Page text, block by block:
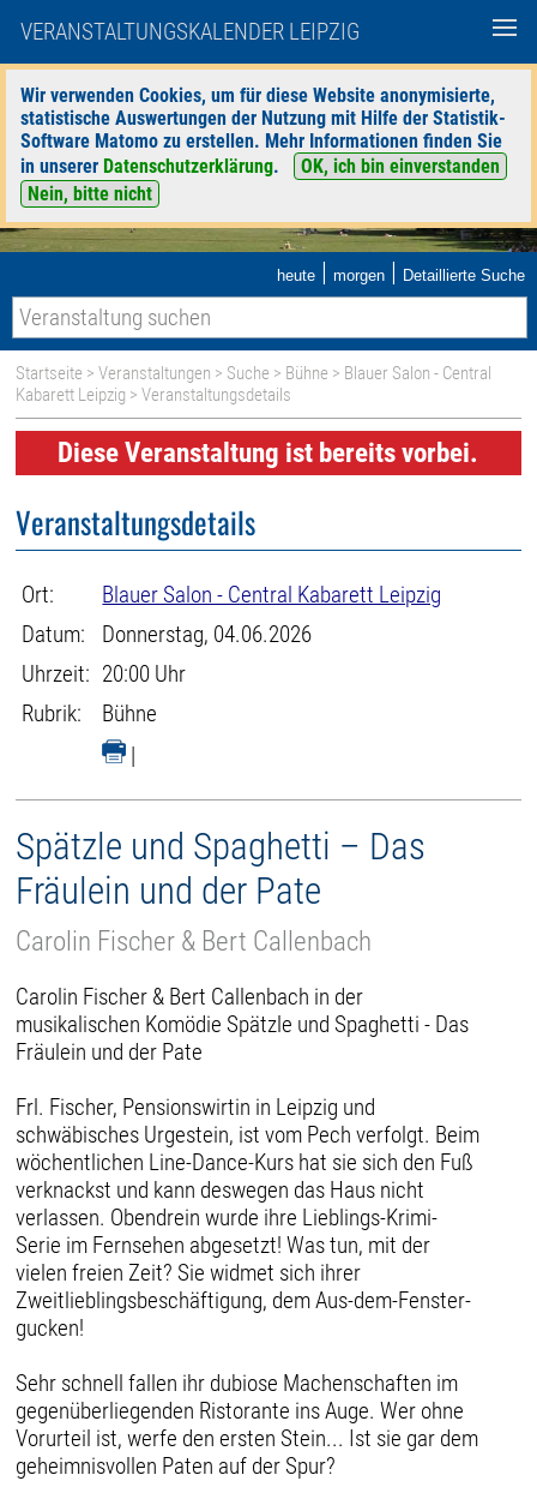
VERANSTALTUNGSKALENDER LEIPZIG
Wir verwenden Cookies, um für diese Website anonymisierte,
statistische Auswertungen der Nutzung mit Hilfe der Statistik-
Software Matomo zu erstellen. Mehr Informationen finden Sie
in unserer Datenschutzerklärung.
OK, ich bin einverstanden
Nein, bitte nicht
heute | morgen | Detaillierte Suche
Startseite >Veranstaltungen > Suche > Bühne > Blauer Salon - Central
Kabarett Leipzig > Veranstaltungsdetails
Diese Veranstaltung ist bereits vorbei.
Veranstaltungsdetails
Ort:
Blauer Salon - Central Kabarett Leipzig
Datum:
Donnerstag, 04.06.2026
Uhrzeit: 20:00 Uhr
Rubrik:
Bühne
|
Spätzle und Spaghetti – Das
Fräulein und der Pate
Carolin Fischer & Bert Callenbach
Carolin Fischer & Bert Callenbach in der
musikalischen Komödie Spätzle und Spaghetti - Das
Fräulein und der Pate
Frl. Fischer, Pensionswirtin in Leipzig und
schwäbisches Urgestein, ist vom Pech verfolgt. Beim
wöchentlichen Line-Dance-Kurs hat sie sich den Fuß
verknackst und kann deswegen das Haus nicht
verlassen. Obendrein wurde ihre Lieblings-Krimi-
Serie im Fernsehen abgesetzt! Was tun, mit der
vielen freien Zeit? Sie widmet sich ihrer
Zweitlieblingsbeschäftigung, dem Aus-dem-Fenster-
gucken!
Sehr schnell fallen ihr dubiose Machenschaften im
gegenüberliegenden Ristorante ins Auge. Wer ohne
Vorurteil ist, werfe den ersten Stein... Ist sie gar dem
geheimnisvollen Paten auf der Spur?